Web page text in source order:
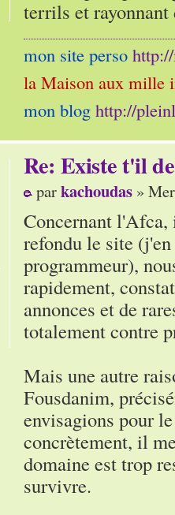
terrils et rayonnant
mon site perso
la Maison aux mille
mon blog http://
Re: Existe t'il
parkachoudas »
Concernant l'Afca,
refondu le site
programmeur),
rapidement,
annonces et de
totalement contre
Mais une autre
Fousdanim,
envisagions pour
concrètement, il
domaine est trop
survivre.